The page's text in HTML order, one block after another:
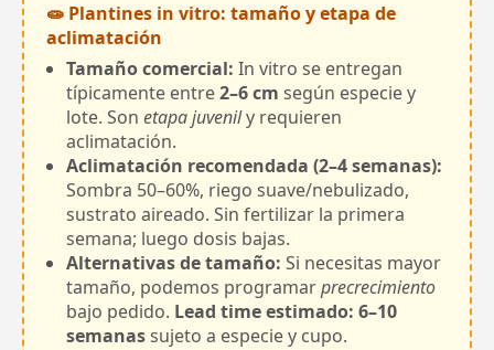
🧫 Plantines in vitro: tamaño y etapa de
aclimatación
Tamaño comercial: In vitro se entregan
típicamente entre2–6 cm según especie y
lote. Son etapa juvenily requieren
aclimatación.
Aclimatación recomendada (2–4 semanas):
Sombra 50–60%, riego suave/nebulizado,
sustrato aireado. Sin fertilizar la primera
semana; luego dosis bajas.
Alternativas de tamaño: Si necesitas mayor
tamaño, podemos programarprecrecimiento
bajo pedido. Lead time estimado: 6–10
semanassujeto a especie y cupo.